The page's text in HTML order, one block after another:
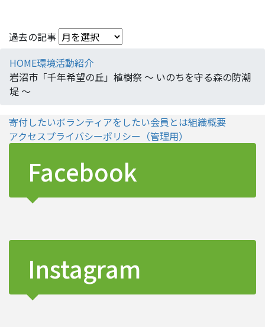
過去の記事
HOME環境活動紹介
岩沼市「千年希望の丘」植樹祭 ～ いのちを守る森の防潮
堤 ～
寄付したいボランティアをしたい会員とは組織概要
アクセスプライバシーポリシー （管理用）
Facebook
Instagram